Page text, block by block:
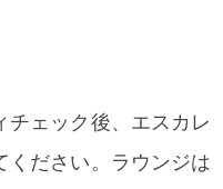
ェック後、エスカレ
ください。ラウンジは